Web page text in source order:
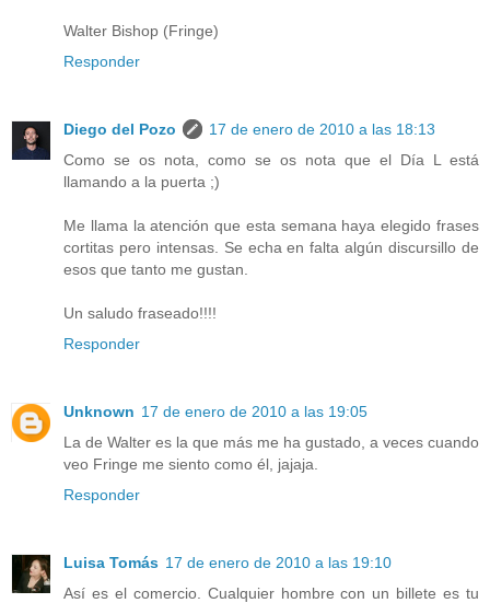
Walter Bishop (Fringe)
Responder
Diego del Pozo
17 de enero de 2010 a las 18:13
Como se os nota, como se os nota que el Día L está
llamando a la puerta ;)
Me llama la atención que esta semana haya elegido frases
cortitas pero intensas. Se echa en falta algún discursillo de
esos que tanto me gustan.
Un saludo fraseado!!!!
Responder
Unknown 17 de enero de 2010 a las 19:05
La de Walter es la que más me ha gustado, a veces cuando
veo Fringe me siento como él, jajaja.
Responder
Luisa Tomás 17 de enero de 2010 a las 19:10
Así es el comercio. Cualquier hombre con un billete es tu